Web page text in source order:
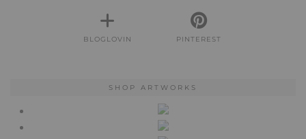
BLOGLOVIN PINTEREST
SHOP ARTWORKS